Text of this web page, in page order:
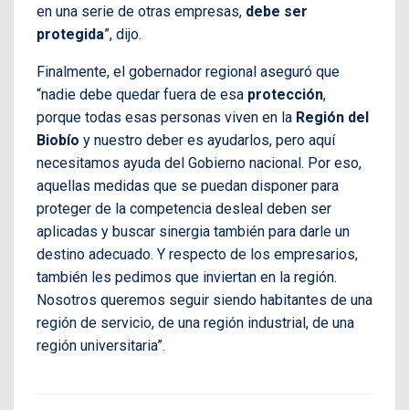
en una serie de otras empresas, debe ser
protegida”, dijo.
Finalmente, el gobernador regional aseguró que
“nadie debe quedar fuera de esa protección,
porque todas esas personas viven en la Región del
Biobío y nuestro deber es ayudarlos, pero aquí
necesitamos ayuda del Gobierno nacional. Por eso,
aquellas medidas que se puedan disponer para
proteger de la competencia desleal deben ser
aplicadas y buscar sinergia también para darle un
destino adecuado. Y respecto de los empresarios,
también les pedimos que inviertan en la región.
Nosotros queremos seguir siendo habitantes de una
región de servicio, de una región industrial, de una
región universitaria”.